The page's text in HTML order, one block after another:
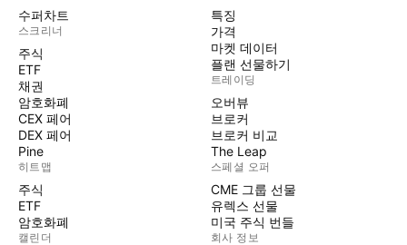
수퍼차트
스크리너
주식
ETF
채권
암호화폐
CEX 페어
DEX 페어
Pine
히트맵
주식
ETF
암호화폐
캘린더
특징
가격
마켓 데이터
플랜 선물하기
트레이딩
오버뷰
브로커
브로커 비교
The Leap
스페셜 오퍼
CME 그룹 선물
유렉스 선물
미국 주식 번들
회사 정보